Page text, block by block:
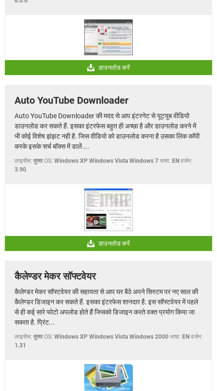
डाउनलोड करें
Auto YouTube Downloader
Auto YouTube Downloader की मदद से आप इंटरनेट से यूट्यूब वीडियो
डाउनलोड कर सकते हैं. इसका इंटरफेस बहुत ही अच्छा है और डाउनलोड करने में
भी कोई विशेष झंझट नही है. जिस वीडियो को डाउनलोड करना है उसका लिंक कॉपी
करके इसके सर्च बॉक्स में डालें....
लाइसेंस: मुफ्त OS: Windows XP Windows Vista Windows 7 भाषा: EN वर्जन:
3.90
डाउनलोड करें
कैलेण्डर मेकर सॉफ्टवेयर
कैलेण्डर मेकर सॉफ्टवेयर की सहायता से आप घर बैठे अपने सिस्टम पर नए साल की
कैलेण्डर डिजाइन कर सकते हैं. इसका इंटरफेस शानदार है. इस सॉफ्टवेयर में पहले
से ही कई सारे फोटो अपलोड होते हैं जिसको डिजाइन करते वक्त प्रयोग किया जा
सकता है. प्रिंट...
लाइसेंस: मुफ्त OS: Windows XP Windows Vista Windows 2000 भाषा: EN वर्जन:
1.31